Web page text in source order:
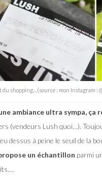
shopping…(source : mon Instagram :
ambiance ultra sympa, ça
(vendeurs Lush quoi…).
dessus à peine le seuil de la
un échantillon parmi